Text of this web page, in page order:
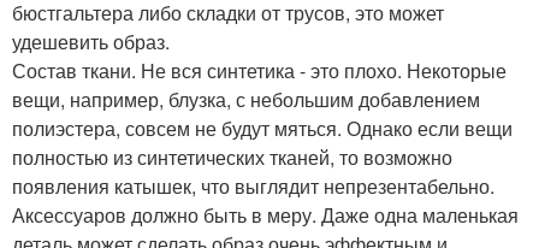
бюстгальтера либо складки от трусов, это может
удешевить образ.
Состав ткани. Не вся синтетика - это плохо. Некоторые
вещи, например, блузка, с небольшим добавлением
полиэстера, совсем не будут мяться. Однако если вещи
полностью из синтетических тканей, то возможно
появления катышек, что выглядит непрезентабельно.
Аксессуаров должно быть в меру. Даже одна маленькая